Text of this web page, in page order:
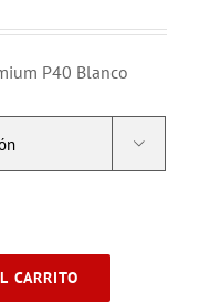
P40 Blanco

CARRITO